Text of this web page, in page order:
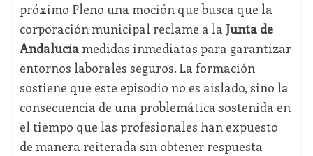
próximo Pleno una moción que busca que la
corporación municipal reclame a la Junta de
Andalucíamedidas inmediatas para garantizar
entornos laborales seguros. La formación
sostiene que este episodio no es aislado, sino la
consecuencia de una problemática sostenida en
el tiempo que las profesionales han expuesto
de manera reiterada sin obtener respuesta